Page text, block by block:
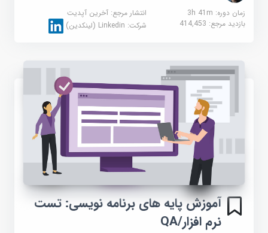
زمان دوره: 3h 41m
انتشار مرجع:آخرین آپدیت
بازدید مرجع:414,453 شرکت:Linkedin (لینکدین)
آموزش پایه های برنامه نویسی: تست
نرم افزار/QA